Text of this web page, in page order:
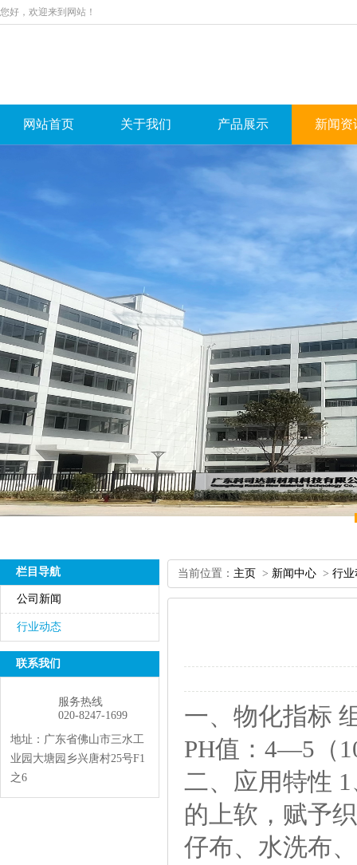
您好，欢迎来到网站！
网站首页 关于我们 产品展示 新闻资
栏目导航
公司新闻
行业动态
联系我们
服务热线
020-8247-1699
地址：广东省佛山市三水工
业园大塘园乡兴唐村25号F1
之6
当前位置： 主页 > 新闻中心 > 行业
一、物化指标
PH值：4—5（
二、应用特性1
的上软，赋予
仔布、水洗布